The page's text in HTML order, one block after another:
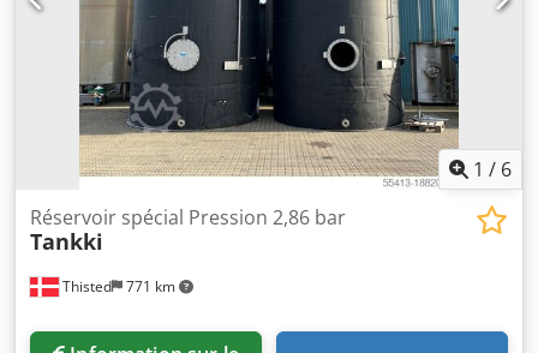
1 / 6
Thisted 771 km
Réservoir spécial Pression 2,86 bar
Tankki